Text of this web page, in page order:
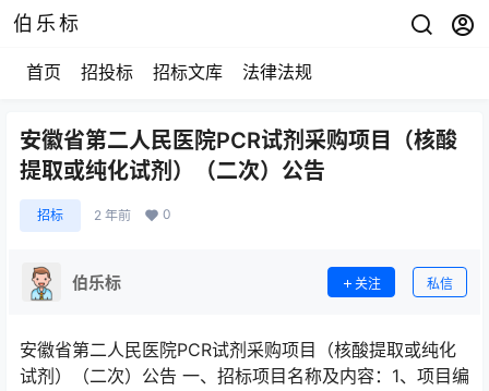
伯乐标
首页 招投标 招标文库 法律法规
安徽省第二人民医院PCR试剂采购项目（核酸
提取或纯化试剂）（二次）公告
招标 2 年前 0
伯乐标 关注 私信
安徽省第二人民医院PCR试剂采购项目（核酸提取或纯化
试剂）（二次）公告 一、招标项目名称及内容：1、项目编